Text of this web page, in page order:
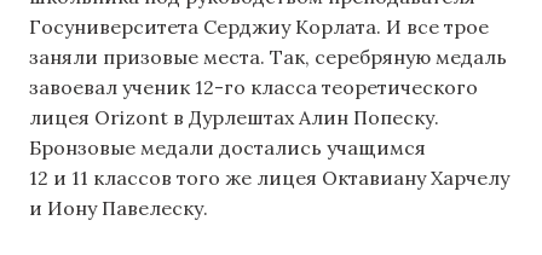
Госуниверситета Серджиу Корлата. И все трое
заняли призовые места. Так, серебряную медаль
завоевал ученик 12-го класса теоретического
лицея Orizont в Дурлештах Алин Попеску.
Бронзовые медали достались учащимся
12 и 11 классов того же лицея Октавиану Харчелу
и Иону Павелеску.